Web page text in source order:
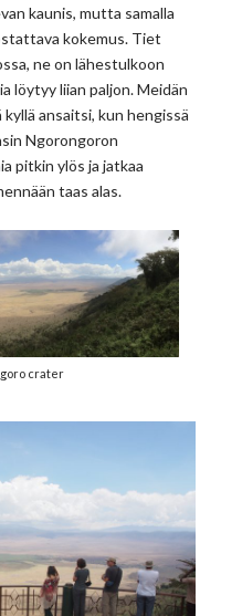
kaunis, mutta samalla
kokemus. Tiet
ne on lähestulkoon
löytyy liian paljon. Meidän
ansaitsi, kun hengissä
Ngorongoron
pitkin ylös ja jatkaa
taas alas.
crater